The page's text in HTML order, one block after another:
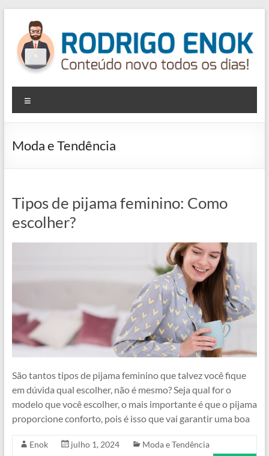
conteúdo
Rodrigoenok
Blog
Enok
Moda e Tendência
Tipos de pijama feminino: Como
escolher?
São tantos tipos de pijama feminino que talvez você fique
em dúvida qual escolher, não é mesmo? Seja qual for o
modelo que você escolher, o mais importante é que o pijama
proporcione conforto, pois é isso que vai garantir uma boa
Enok julho 1, 2024
Moda e Tendência